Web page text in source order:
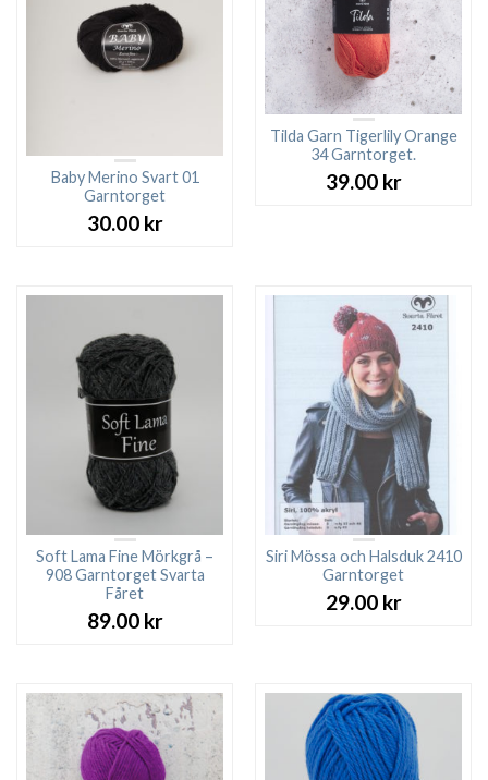
Baby Merino Svart 01
Garntorget
30.00 kr
Tilda Garn Tigerlily Orange
34 Garntorget.
39.00 kr
Soft Lama Fine Mörkgrå –
908 Garntorget Svarta
Fåret
89.00 kr
Siri Mössa och Halsduk 2410
Garntorget
29.00 kr